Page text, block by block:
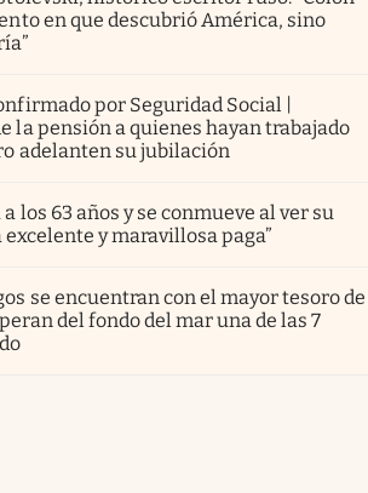
en que descubrió América, sino
por Seguridad Social |
la pensión a quienes hayan trabajado
adelanten su jubilación
los 63 años y se conmueve al ver su
y maravillosa paga”
se encuentran con el mayor tesoro de
del fondo del mar una de las 7